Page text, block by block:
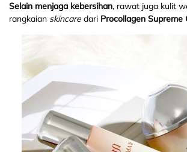
Selain menjaga kebersihan, rawat juga kulit
rangkaian skincare dari Procollagen Supreme